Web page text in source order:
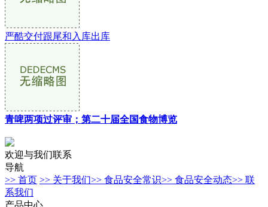
严酷交付跟尾和入库出库
青啤两项过评审；第二十届全国食物博览
欢迎与我们联系
导航
>> 首页 >> 关于我们>> 食品安全常识>> 食品安全动态>> 联
系我们
产品中心